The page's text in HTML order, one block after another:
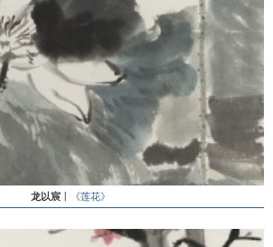
龙以宸 《莲花》